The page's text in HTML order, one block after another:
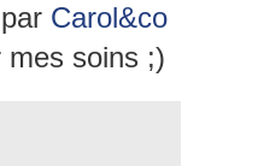
Carol&co
mes soins ;)